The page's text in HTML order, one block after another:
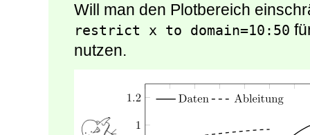
Will man den Plotbereich
restrict x to domain=10:50
nutzen.